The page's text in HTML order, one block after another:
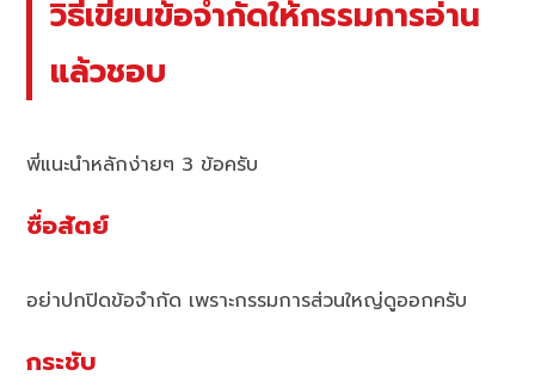
วิธีเขียนข้อจำกัดให้กรรมการอ่าน
แล้วชอบ
พี่แนะนำหลักง่ายๆ 3 ข้อครับ
ซื่อสัตย์
อย่าปกปิดข้อจำกัด เพราะกรรมการส่วนใหญ่ดูออกครับ
กระชับ